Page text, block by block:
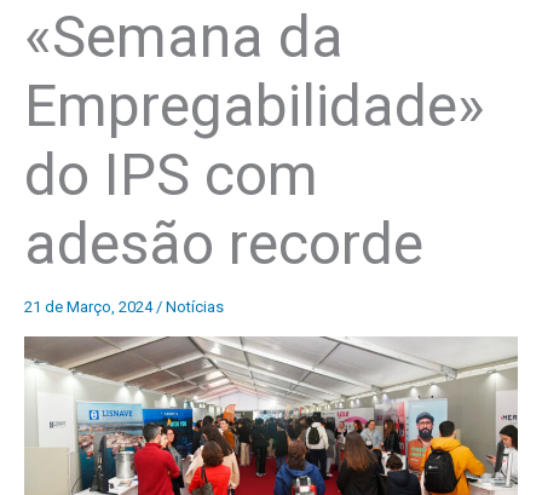
«Semana da
Empregabilidade»
do IPS com
adesão recorde
21 de Março, 2024 / Notícias